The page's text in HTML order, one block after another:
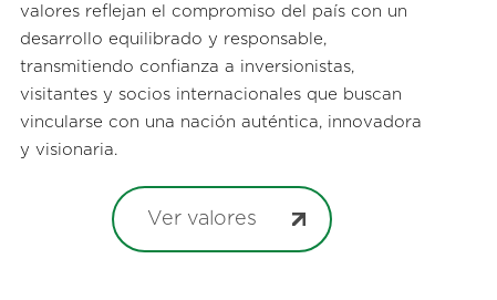
valores reflejan el compromiso del país con un
desarrollo equilibrado y responsable,
transmitiendo confianza a inversionistas,
visitantes y socios internacionales que buscan
vincularse con una nación auténtica, innovadora
y visionaria.
Ver valores